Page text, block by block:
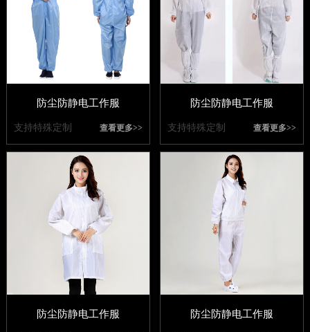
防尘防静电工作服
支持特殊定制 查看更多>>
防尘防静电工作服
支持特殊定制 查看更多>>
防尘防静电工作服 防尘防静电工作服